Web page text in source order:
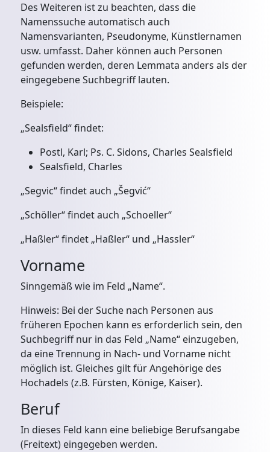
Des Weiteren ist zu beachten, dass die
Namenssuche automatisch auch
Namensvarianten, Pseudonyme, Künstlernamen
usw. umfasst. Daher können auch Personen
gefunden werden, deren Lemmata anders als der
eingegebene Suchbegriff lauten.
Beispiele:
„Sealsfield“ findet:
Postl, Karl; Ps. C. Sidons, Charles Sealsfield
Sealsfield, Charles
„Segvic“ findet auch „Šegvić“
„Schöller“ findet auch „Schoeller“
„Haßler“ findet „Haßler“ und „Hassler“
Vorname
Sinngemäß wie im Feld „Name“.
Hinweis: Bei der Suche nach Personen aus
früheren Epochen kann es erforderlich sein, den
Suchbegriff nur in das Feld „Name“ einzugeben,
da eine Trennung in Nach- und Vorname nicht
möglich ist. Gleiches gilt für Angehörige des
Hochadels (z.B. Fürsten, Könige, Kaiser).
Beruf
In dieses Feld kann eine beliebige Berufsangabe
(Freitext) eingegeben werden.